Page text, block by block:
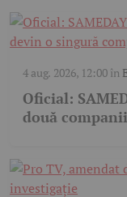
4 aug. 2026, 12:00în
Oficial:
două